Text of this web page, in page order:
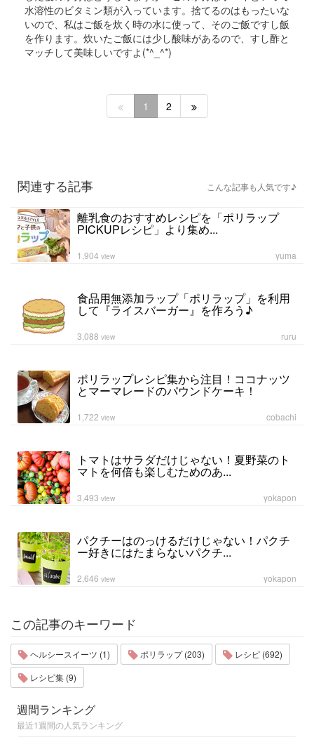
水溶性のビタミン類が入っています。捨てるのはもったいな
いので、私はご飯を炊く時の水に使って、そのご飯ですし飯
を作ります。炊いたご飯には少し酸味があるので、すし酢と
マッチして美味しいですよ(*^_^*)
1 2
関連する記事 こんな記事も人気です♪
離乳食のおすすめレシピを「ポリラップ
PICKUPレシピ」より集め...
yuma
1,904 view
食品用無添加ラップ「ポリラップ」を利用
して『ライスバーガー』を作ろう♪
ruru
3,088 view
ポリラップレシピ集から注目！ココナッツ
とマーマレードのパウンドケーキ！
cobachi
1,722 view
トマトはサラダだけじゃない！夏野菜のト
マトを何倍も楽しむためのあ...
yokapon
3,493 view
パクチーはのっけるだけじゃない！パクチ
ー好きにはたまらないパクチ...
yokapon
2,646 view
この記事のキーワード
ヘルシースイーツ (1) ポリラップ (203)
レシピ (692)
レシピ集 (9)
週間ランキング
最近1週間の人気ランキング